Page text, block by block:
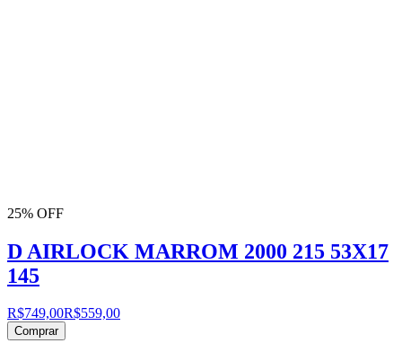
25% OFF
D AIRLOCK MARROM 2000 215 53X17
145
R$749,00R$559,00
Comprar